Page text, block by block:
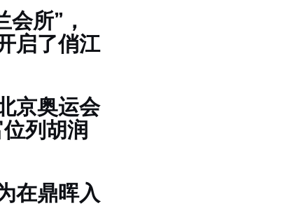
所”，
启了俏江
京奥运会
列胡润
在鼎晖入